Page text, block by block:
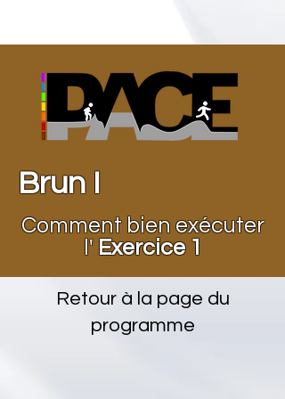
Brun I
Comment bien exécuter
l' Exercice 1
Retour à la page du
programme